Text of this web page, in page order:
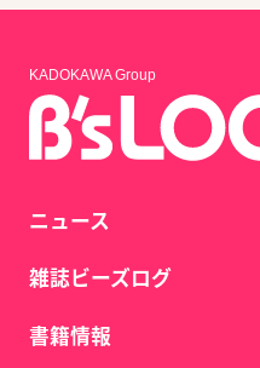
KADOKAWA Group
ニュース
雑誌ビーズログ
書籍情報